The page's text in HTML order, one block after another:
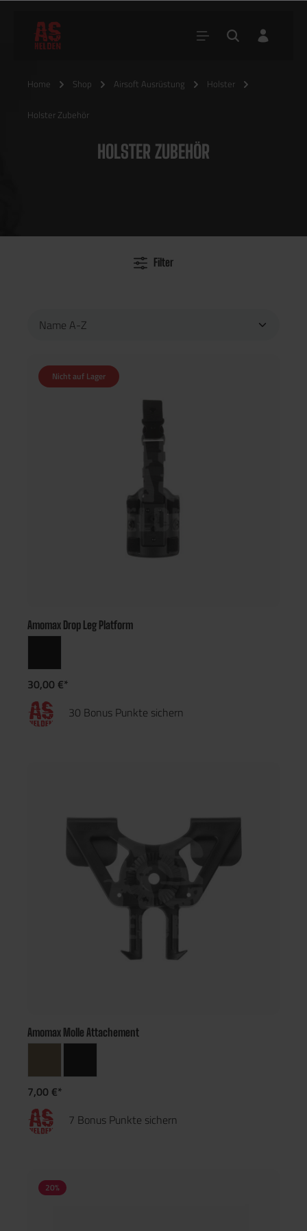
Home Shop Airsoft Ausrüstung Holster
Holster Zubehör
HOLSTER ZUBEHÖR
Filter
Nicht auf Lager
Amomax Drop Leg Platform
30,00 €*
30 Bonus Punkte sichern
Amomax Molle Attachement
7,00 €*
7 Bonus Punkte sichern
20%